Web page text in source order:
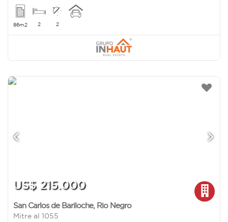
86m2 2 2
US$ 215.000
San Carlos de Bariloche, Rio Negro
Mitre al 1055